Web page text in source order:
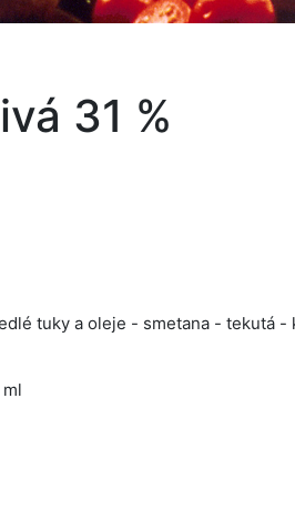
31 %
tuky a oleje - smetana - tekutá -